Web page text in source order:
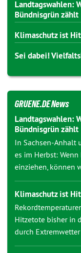
Landtagswahlen:
Bündnisgrün zählt
Klimaschutz ist
Sei dabei!
GRUENE.DE News
Landtagswahlen:
Bündnisgrün zählt
In Sachsen-Anhalt
es im Herbst:
einziehen, können
Klimaschutz ist
Hitzetote bisher in
durch